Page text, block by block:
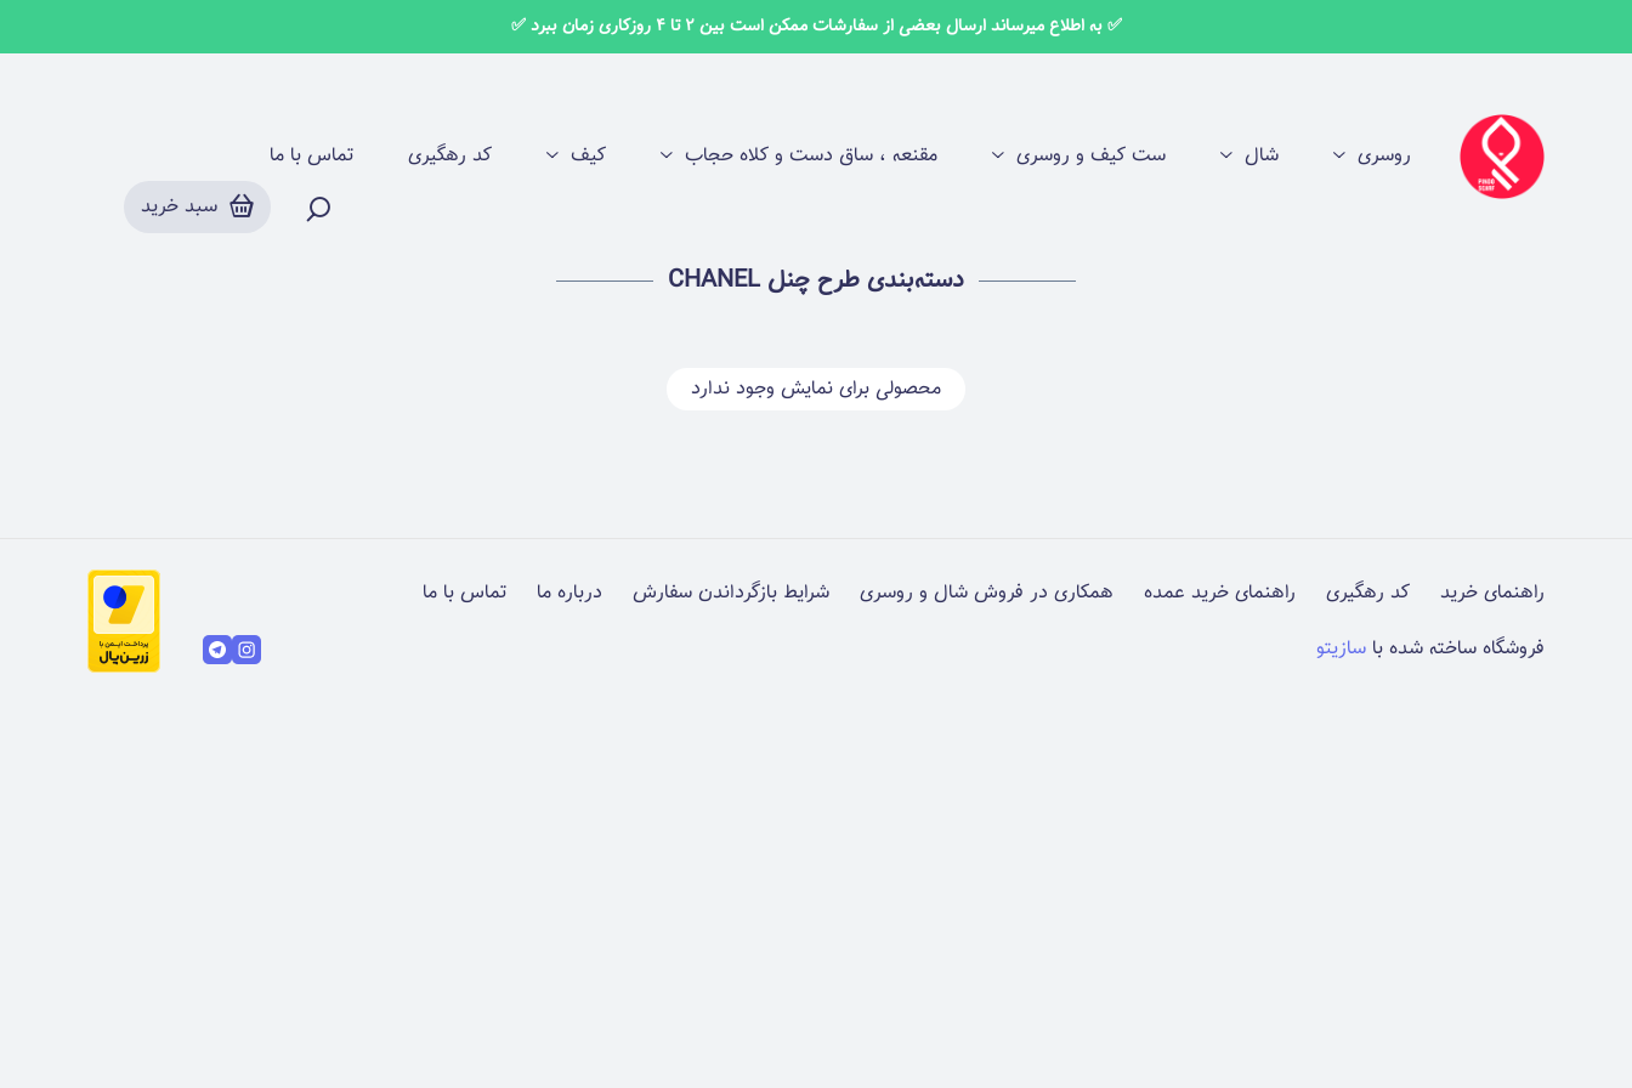
✅ به اطلاع میرساند ارسال بعضی از سفارشات ممکن است بین 2 تا 4 روزکاری زمان ببرد ✅
روسری شال ست کیف و روسری مقنعه ، ساق دست و کلاه حجاب کیف کد رهگیری
تماس با ما
سبد خرید
دسته‌بندی طرح چنل CHANEL
محصولی برای نمایش وجود ندارد
راهنمای خرید کد رهگیری راهنمای خرید عمده همکاری در فروش شال و روسری شرایط بازگرداندن سفارش درباره ما
تماس با ما
فروشگاه ساخته شده با سازیتو